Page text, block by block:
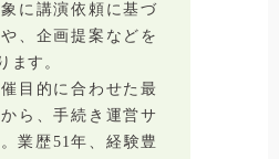
に講演依頼に基づ
、企画提案などを
ます。
目的に合わせた最
ら、手続き運営サ
業歴51年、経験豊